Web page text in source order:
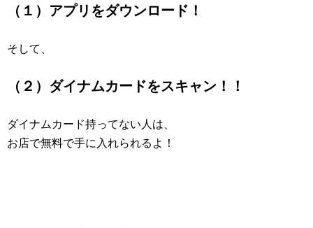
（１）アプリをダウンロード！
そして、
（２）ダイナムカードをスキャン！！
ダイナムカード持ってない人は、
お店で無料で手に入れられるよ！